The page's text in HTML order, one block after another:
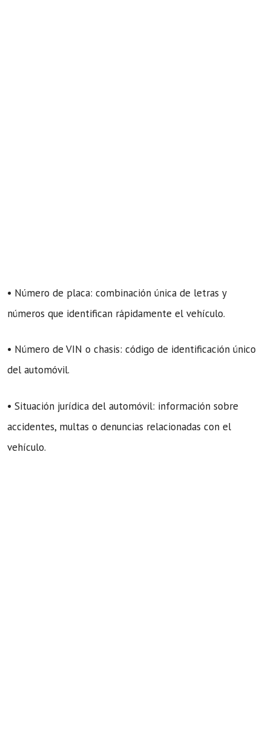
• Número de placa: combinación única de letras y
números que identifican rápidamente el vehículo.
• Número de VIN o chasis: código de identificación único
del automóvil.
• Situación jurídica del automóvil: información sobre
accidentes, multas o denuncias relacionadas con el
vehículo.